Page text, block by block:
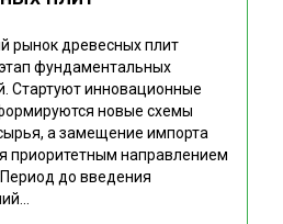
рынок древесных плит
фундаментальных
Стартуют инновационные
новые схемы
а замещение импорта
приоритетным направлением
до введения